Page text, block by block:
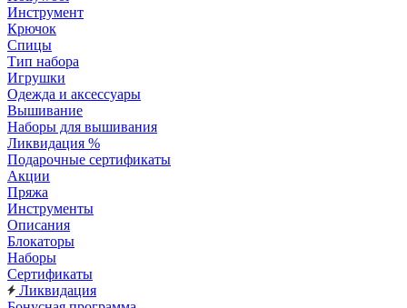
Инструмент
Крючок
Спицы
Тип набора
Игрушки
Одежда и аксессуары
Вышивание
Наборы для вышивания
Ликвидация %
Подарочные сертификаты
Акции
Пряжа
Инструменты
Описания
Блокаторы
Наборы
Сертификаты
Ликвидация